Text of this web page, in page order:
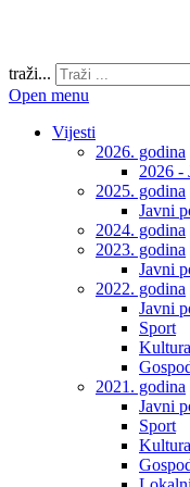
traži...
Open menu
Vijesti
2026. godina
2026 -
2025. godina
Javni
2024. godina
2023. godina
Javni
2022. godina
Javni
Sport
Kultura
2021. godina
Javni
Sport
Kultura